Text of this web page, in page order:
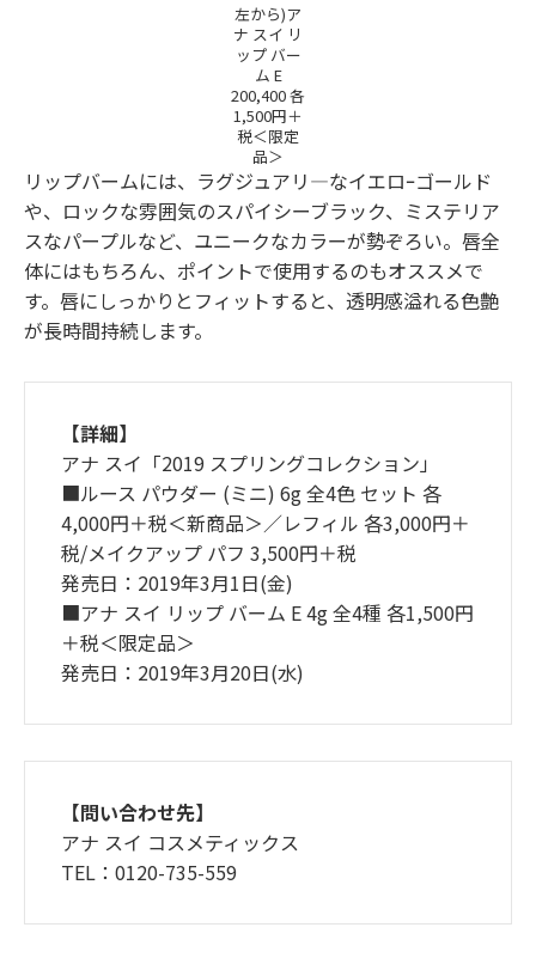
左から)ア
ナ スイ リ
ップ バー
ム E
200,400 各
1,500円＋
税＜限定
品＞
リップバームには、ラグジュアリ―なイエロｰゴールド
や、ロックな雰囲気のスパイシーブラック、ミステリア
スなパープルなど、ユニークなカラーが勢ぞろい。唇全
体にはもちろん、ポイントで使用するのもオススメで
す。唇にしっかりとフィットすると、透明感溢れる色艶
が長時間持続します。
【詳細】
アナ スイ「2019 スプリングコレクション」
■ルース パウダー (ミニ) 6g 全4色 セット 各
4,000円＋税＜新商品＞／レフィル 各3,000円＋
税/メイクアップ パフ 3,500円＋税
発売日：2019年3月1日(金)
■アナ スイ リップ バーム E 4g 全4種 各1,500円
＋税＜限定品＞
発売日：2019年3月20日(水)
【問い合わせ先】
アナ スイ コスメティックス
TEL：0120-735-559